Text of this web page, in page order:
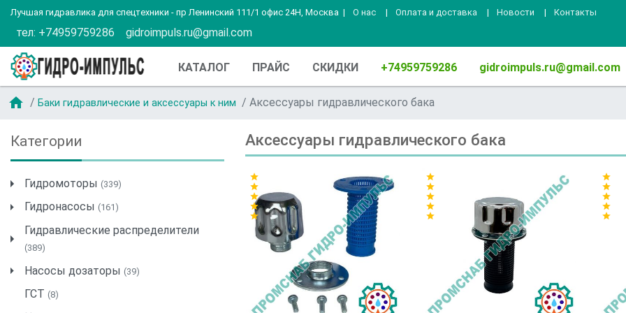
Лучшая гидравлика для спецтехники - пр Ленинский 111/1 офис 24Н, Москва | О нас | Оплата и доставка | Новости | Контакты
тел: +74959759286 gidroimpuls.ru@gmail.com
КАТАЛОГ ПРАЙС СКИДКИ +74959759286 gidroimpuls.ru@gmail.com
home Баки гидравлические и аксессуары к ним Аксессуары гидравлического бака
Категории
Гидромоторы (339)
Гидронасосы (161)
Гидравлические распределители
(389)
Насосы дозаторы (39)
ГСТ (8)
Аксессуары гидравлического бака
star
star
star
star
star
star
star
star
star
star
star
star
star
star
star